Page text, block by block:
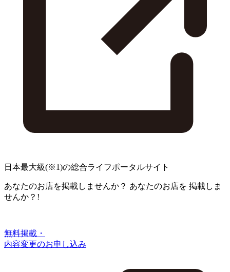
日本最大級(※1)の総合ライフポータルサイト
あなたのお店を掲載しませんか？ あなたのお店を 掲載しま
せんか？!
無料掲載・
内容変更のお申し込み